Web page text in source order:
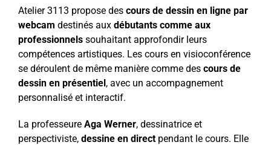
Atelier 3113 propose des cours de dessin en ligne par
webcam destinés aux débutants comme aux
professionnels souhaitant approfondir leurs
compétences artistiques. Les cours en visioconférence
se déroulent de même manière comme des cours de
dessin en présentiel, avec un accompagnement
personnalisé et interactif.
La professeure Aga Werner, dessinatrice et
perspectiviste, dessine en direct pendant le cours. Elle